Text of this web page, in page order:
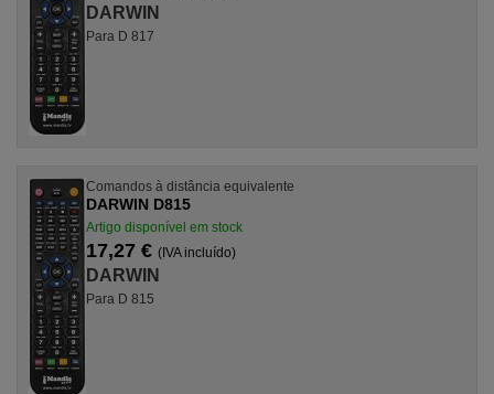
DARWIN
Para D 817
Comandos à distância equivalente
DARWIN D815
Artigo disponível em stock
17,27 € (IVA incluído)
DARWIN
Para D 815